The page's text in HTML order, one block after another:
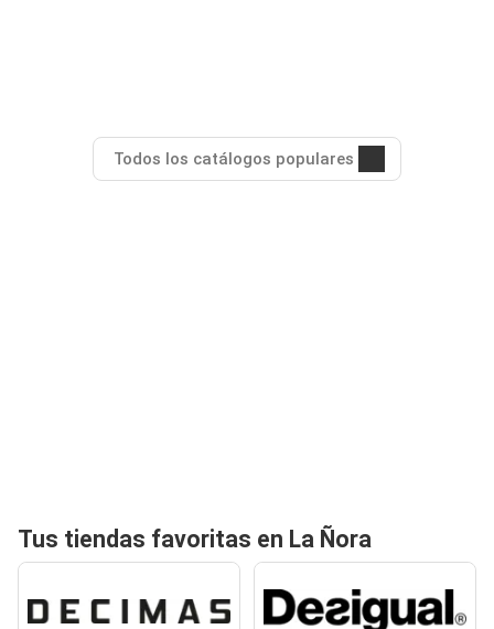
Todos los catálogos populares
Tus tiendas favoritas en La Ñora